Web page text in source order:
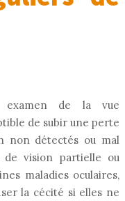
de la vue
de subir une perte
non détectés ou mal
vision partielle ou
maladies oculaires,
la cécité si elles ne